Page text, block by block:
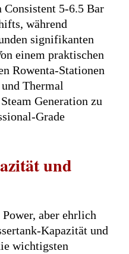
5-6.5 Bar
während
signifikanten
einem praktischen
Rowenta-Stationen
Thermal
Generation zu
Grade
und
aber ehrlich
Kapazität und
wichtigsten